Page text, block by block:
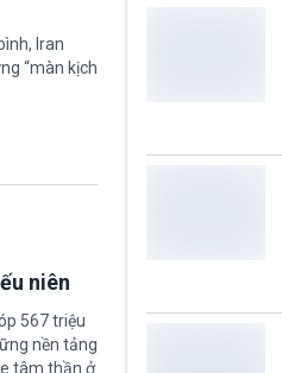
Iran
“màn kịch
niên
567 triệu
nền tảng
tâm thần ở